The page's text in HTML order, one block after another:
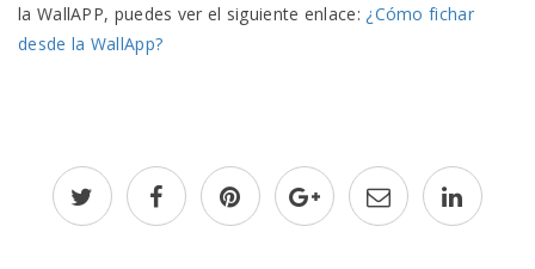
la WallAPP, puedes ver el siguiente enlace: ¿Cómo fichar
desde la WallApp?